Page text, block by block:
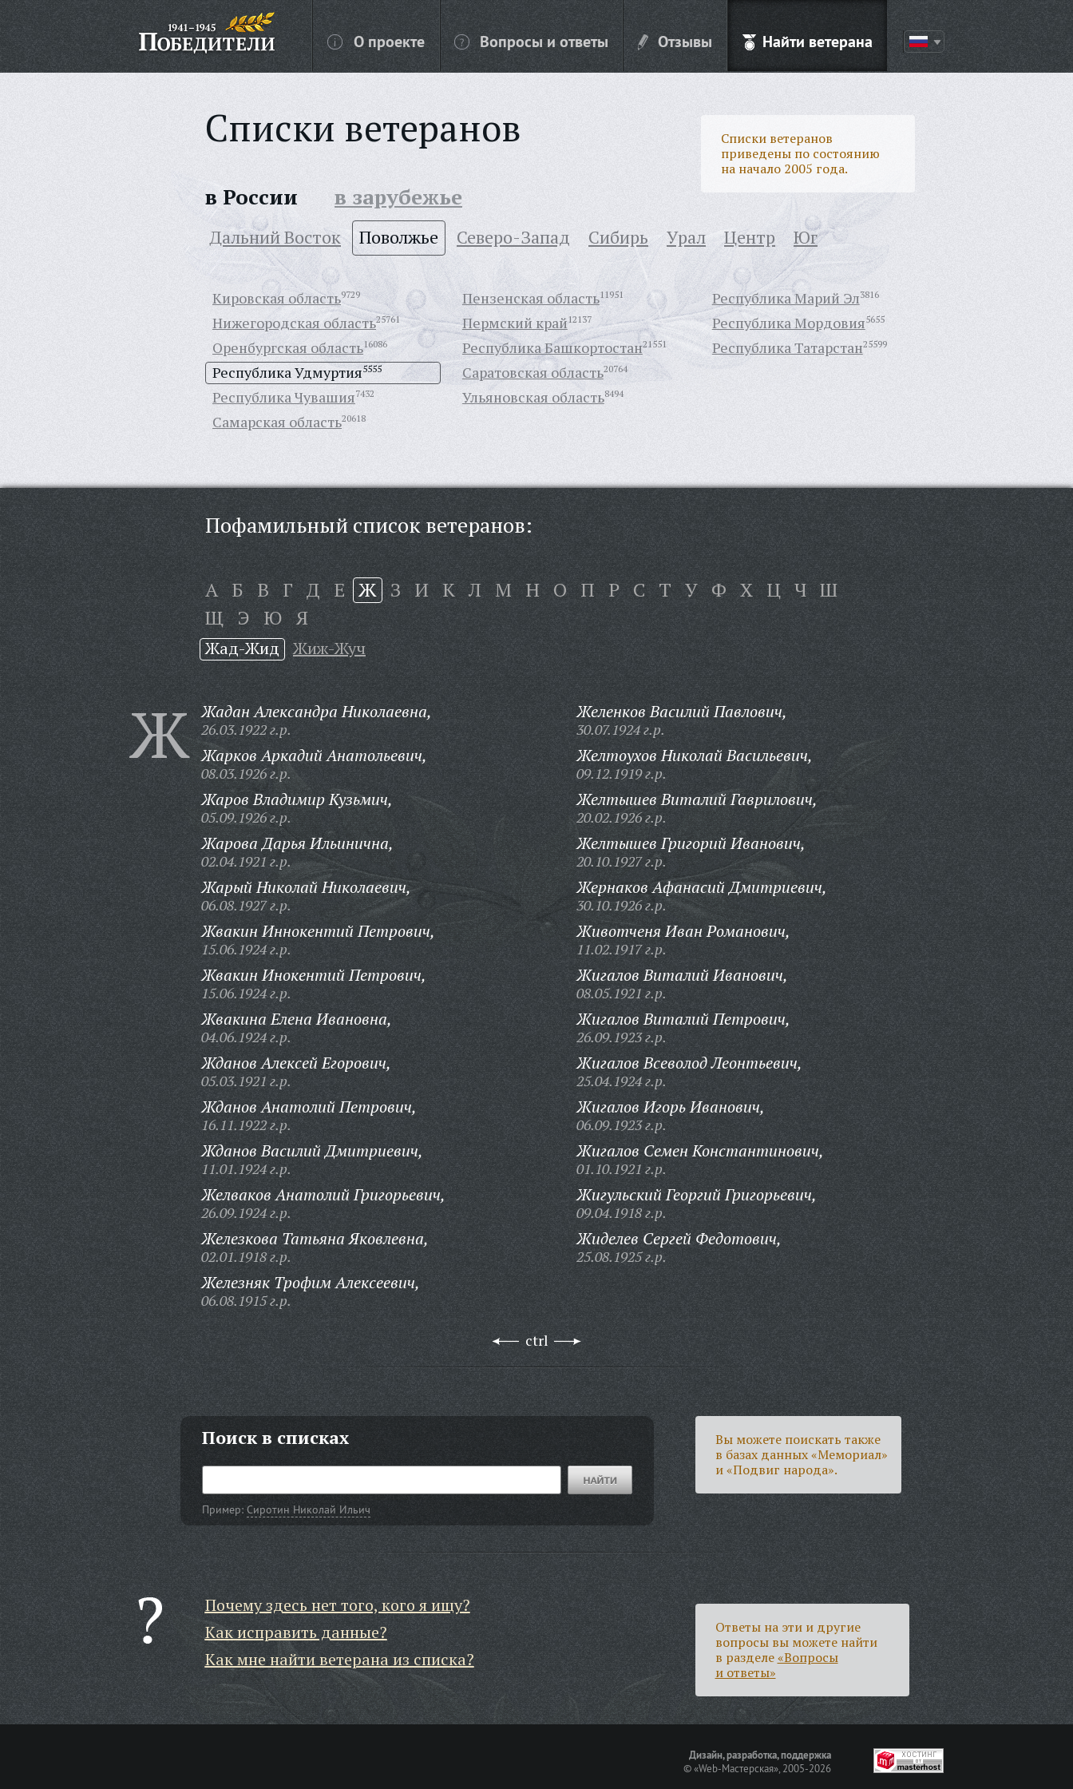
О проекте Вопросы и ответы Отзывы Найти ветерана
Списки ветеранов
Списки ветеранов
приведены по состоянию
на начало 2005 года.
в России в зарубежье
Дальний Восток Поволжье Северо-Запад Сибирь Урал Центр Юг
Кировская область9729
Нижегородская область25761
Оренбургская область16086
Пензенская область11951
Пермский край12137
Республика Башкортостан21551
Республика Марий Эл3816
Республика Мордовия5655
Республика Татарстан25599
Республика Удмуртия5555
Республика Чувашия7432
Самарская область20618
Саратовская область20764
Ульяновская область8494
Пофамильный список ветеранов:
А Б В Г Д Е Ж З И К Л М Н О П Р С Т У Ф Х Ц Ч Ш
Щ Э Ю Я
Жад-Жид Жиж-Жуч
Ж Жадан Александра Николаевна,
26.03.1922 г.р.
Жарков Аркадий Анатольевич,
08.03.1926 г.р.
Жаров Владимир Кузьмич,
05.09.1926 г.р.
Жарова Дарья Ильинична,
02.04.1921 г.р.
Жарый Николай Николаевич,
06.08.1927 г.р.
Жвакин Иннокентий Петрович,
15.06.1924 г.р.
Жвакин Инокентий Петрович,
15.06.1924 г.р.
Жвакина Елена Ивановна,
04.06.1924 г.р.
Жданов Алексей Егорович,
05.03.1921 г.р.
Жданов Анатолий Петрович,
16.11.1922 г.р.
Жданов Василий Дмитриевич,
11.01.1924 г.р.
Желваков Анатолий Григорьевич,
26.09.1924 г.р.
Железкова Татьяна Яковлевна,
02.01.1918 г.р.
Железняк Трофим Алексеевич,
06.08.1915 г.р.
Желенков Василий Павлович,
30.07.1924 г.р.
Желтоухов Николай Васильевич,
09.12.1919 г.р.
Желтышев Виталий Гаврилович,
20.02.1926 г.р.
Желтышев Григорий Иванович,
20.10.1927 г.р.
Жернаков Афанасий Дмитриевич,
30.10.1926 г.р.
Животченя Иван Романович,
11.02.1917 г.р.
Жигалов Виталий Иванович,
08.05.1921 г.р.
Жигалов Виталий Петрович,
26.09.1923 г.р.
Жигалов Всеволод Леонтьевич,
25.04.1924 г.р.
Жигалов Игорь Иванович,
06.09.1923 г.р.
Жигалов Семен Константинович,
01.10.1921 г.р.
Жигульский Георгий Григорьевич,
09.04.1918 г.р.
Жиделев Сергей Федотович,
25.08.1925 г.р.
ctrl
Поиск в списках
Пример: Сиротин Николай Ильич
Вы можете поискать также
в базах данных «Мемориал»
и «Подвиг народа».
Почему здесь нет того, кого я ищу?
Как исправить данные?
Как мне найти ветерана из списка?
Ответы на эти и другие
вопросы вы можете найти
в разделе«Вопросы
и ответы»
Дизайн, разработка, поддержка
©«Web-Мастерская» , 2005-2026